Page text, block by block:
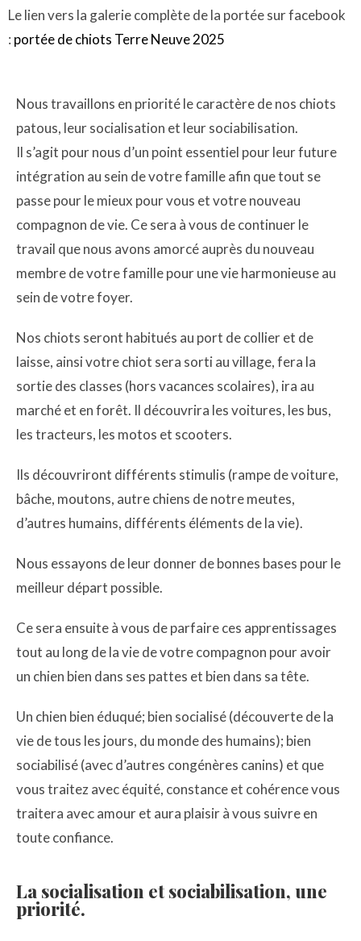
Le lien vers la galerie complète de la portée sur facebook
: portée de chiots Terre Neuve 2025
Nous travaillons en priorité le caractère de nos chiots
patous, leur socialisation et leur sociabilisation.
Il s’agit pour nous d’un point essentiel pour leur future
intégration au sein de votre famille afin que tout se
passe pour le mieux pour vous et votre nouveau
compagnon de vie. Ce sera à vous de continuer le
travail que nous avons amorcé auprès du nouveau
membre de votre famille pour une vie harmonieuse au
sein de votre foyer.
Nos chiots seront habitués au port de collier et de
laisse, ainsi votre chiot sera sorti au village, fera la
sortie des classes (hors vacances scolaires), ira au
marché et en forêt. Il découvrira les voitures, les bus,
les tracteurs, les motos et scooters.
Ils découvriront différents stimulis (rampe de voiture,
bâche, moutons, autre chiens de notre meutes,
d’autres humains, différents éléments de la vie).
Nous essayons de leur donner de bonnes bases pour le
meilleur départ possible.
Ce sera ensuite à vous de parfaire ces apprentissages
tout au long de la vie de votre compagnon pour avoir
un chien bien dans ses pattes et bien dans sa tête.
Un chien bien éduqué; bien socialisé (découverte de la
vie de tous les jours, du monde des humains); bien
sociabilisé (avec d’autres congénères canins) et que
vous traitez avec équité, constance et cohérence vous
traitera avec amour et aura plaisir à vous suivre en
toute confiance.
La socialisation et sociabilisation, une
priorité.